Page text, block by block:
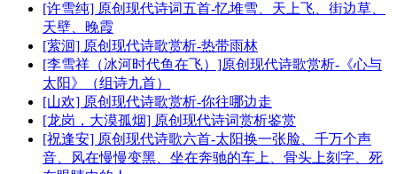
[许雪纯] 原创现代诗词五首-忆堆雪、天上飞、街边草、
天壁、晚霞
[萦洄] 原创现代诗歌赏析-热带雨林
[李雪祥（冰河时代鱼在飞）]原创现代诗歌赏析-《心与
太阳》（组诗九首）
[山欢] 原创现代诗歌赏析-你往哪边走
[龙岗，大漠孤烟] 原创现代诗词赏析鉴赏
[祝逢安] 原创现代诗歌六首-太阳换一张脸、千万个声
音、风在慢慢变黑、坐在奔驰的车上、骨头上刻字、死